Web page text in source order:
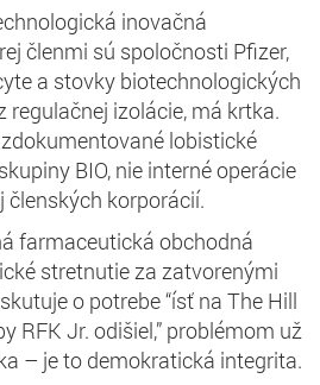
inovačná
členmi sú spoločnosti Pfizer,
a stovky biotechnologických
izolácie, má krtka.
lobistické
BIO, nie interné operácie
členských korporácií.
farmaceutická obchodná
stretnutie za zatvorenými
o potrebe “ísť na The Hill
RFK Jr. odišiel,” problémom už
– je to demokratická integrita.